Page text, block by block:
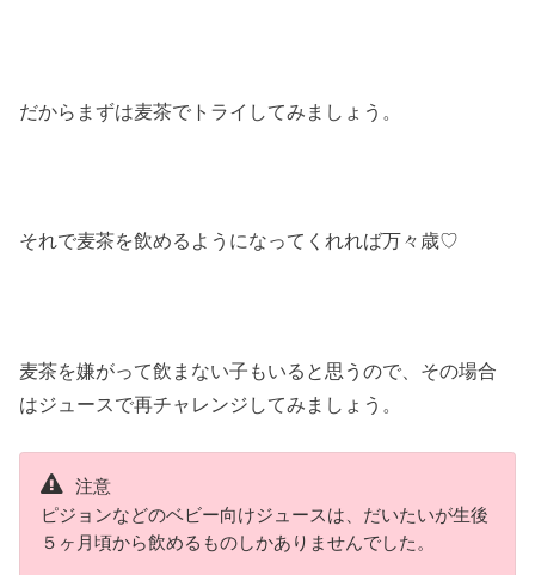
だからまずは麦茶でトライしてみましょう。
それで麦茶を飲めるようになってくれれば万々歳♡
麦茶を嫌がって飲まない子もいると思うので、その場合
はジュースで再チャレンジしてみましょう。
注意
ピジョンなどのベビー向けジュースは、だいたいが生後
５ヶ月頃から飲めるものしかありませんでした。